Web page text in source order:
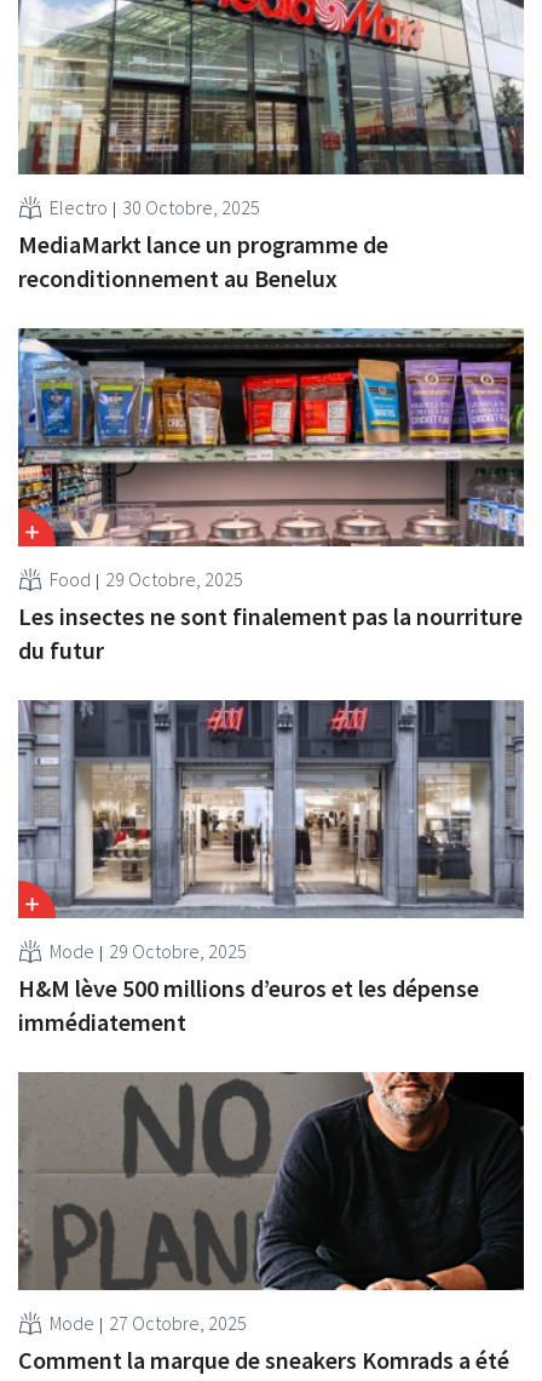
Electro 30 Octobre, 2025
MediaMarkt lance un programme de
reconditionnement au Benelux
Food 29 Octobre, 2025
Les insectes ne sont finalement pas la nourriture
du futur
Mode 29 Octobre, 2025
H&M lève 500 millions d’euros et les dépense
immédiatement
Mode 27 Octobre, 2025
Comment la marque de sneakers Komrads a été